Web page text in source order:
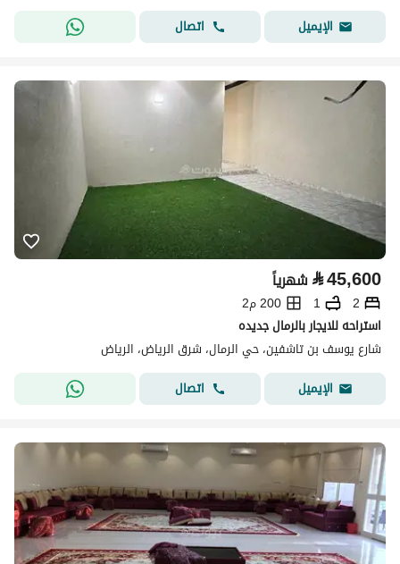
الإيميل
اتصال
⃁45,600 شهرياً
2
1
200 م2
استراحه للايجار بالرمال جديده
شارع يوسف بن تاشفين، حي الرمال، شرق الرياض، الرياض
الإيميل
اتصال